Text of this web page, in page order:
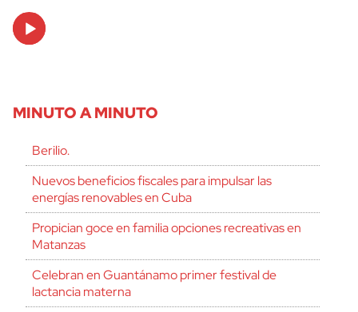
Audio
Player
MINUTO A MINUTO
Berilio.
Nuevos beneficios fiscales para impulsar las
energías renovables en Cuba
Propician goce en familia opciones recreativas en
Matanzas
Celebran en Guantánamo primer festival de
lactancia materna